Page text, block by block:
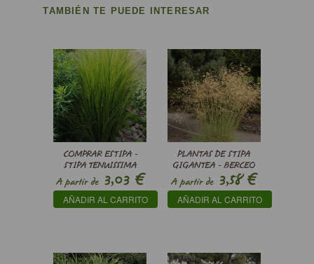
TAMBIÉN TE PUEDE INTERESAR
COMPRAR ESTIPA -
STIPA TENUISSIMA
(GRAMÍNEA)
A partir de3,03€
AÑADIR AL CARRITO
PLANTAS DE STIPA
GIGANTEA - BERCEO
A partir de3,58€
AÑADIR AL CARRITO